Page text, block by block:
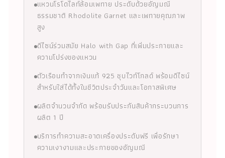
แหวนโรโดไลท์ล้อมเพทาย ประดับด้วยอัญมณี
ธรรมชาติ Rhodolite Garnet และเพทายคุณภาพ
สูง
ดีไซน์ร่วมสมัย Halo with Gap ที่เพิ่มประกายและ
ความโปร่งของแหวน
ตัวเรือนทำจากเงินแท้ 925 ชุบไวท์โกลด์ พร้อมดีไซน์
สำหรับใส่ได้ทั้งในชีวิตประจำวันและโอกาสพิเศษ
ผลิตจำนวนจำกัด พร้อมรับประกันสินค้ากระบวนการ
ผลิต 1 ปี
บริการทำความสะอาดเครื่องประดับฟรี เพื่อรักษา
ความเงางามและประกายของอัญมณี